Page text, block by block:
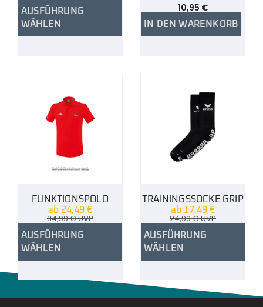
AUSFÜHRUNG
WÄHLEN
10,95 €
IN DEN WARENKORB
FUNKTIONSPOLO
ab 24,49 €
34,99€UVP
AUSFÜHRUNG
WÄHLEN
TRAININGSSOCKE GRIP
ab 17,49 €
24,99€UVP
AUSFÜHRUNG
WÄHLEN